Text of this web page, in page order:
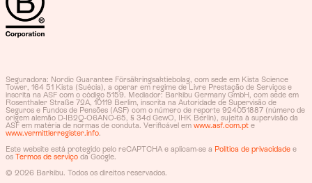
Seguradora: Nordic Guarantee Försäkringsaktiebolag, com sede em Kista Science
Tower, 164 51 Kista (Suécia), a operar em regime de Livre Prestação de Serviços e
inscrita na ASF com o código 5159. Mediador: Barkibu Germany GmbH, com sede em
Rosenthaler Straße 72A, 10119 Berlim, inscrita na Autoridade de Supervisão de
Seguros e Fundos de Pensões (ASF) com o número de reporte 924051887 (número de
origem alemão D-IB2Q-O6ANO-65, § 34d GewO, IHK Berlin), sujeita à supervisão da
ASF em matéria de normas de conduta. Verificável em www.asf.com.pt e
www.vermittlerregister.info.
Este website está protegido pelo reCAPTCHA e aplicam-se a Política de privacidade e
os Termos de serviço da Google.
© 2026 Barkibu. Todos os direitos reservados.